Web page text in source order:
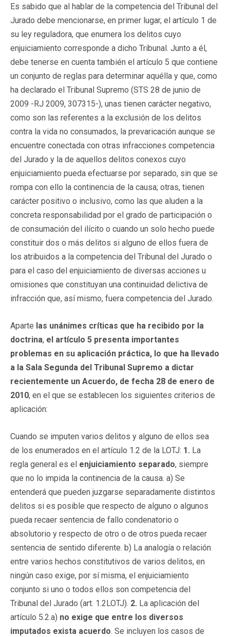
Es sabido que al hablar de la competencia del Tribunal del
Jurado debe mencionarse, en primer lugar, el artículo 1 de
su ley reguladora, que enumera los delitos cuyo
enjuiciamiento corresponde a dicho Tribunal. Junto a él,
debe tenerse en cuenta también el artículo 5 que contiene
un conjunto de reglas para determinar aquélla y que, como
ha declarado el Tribunal Supremo (STS 28 de junio de
2009 -RJ 2009, 307315-), unas tienen carácter negativo,
como son las referentes a la exclusión de los delitos
contra la vida no consumados, la prevaricación aunque se
encuentre conectada con otras infracciones competencia
del Jurado y la de aquellos delitos conexos cuyo
enjuiciamiento pueda efectuarse por separado, sin que se
rompa con ello la continencia de la causa; otras, tienen
carácter positivo o inclusivo, como las que aluden a la
concreta responsabilidad por el grado de participación o
de consumación del ilícito o cuando un solo hecho puede
constituir dos o más delitos si alguno de ellos fuera de
los atribuidos a la competencia del Tribunal del Jurado o
para el caso del enjuiciamiento de diversas acciones u
omisiones que constituyan una continuidad delictiva de
infracción que, así mismo, fuera competencia del Jurado.
Aparte las unánimes críticas que ha recibido por la
doctrina, el artículo 5 presenta importantes
problemas en su aplicación práctica, lo que ha llevado
a la Sala Segunda del Tribunal Supremo a dictar
recientemente un Acuerdo, de fecha 28 de enero de
2010, en el que se establecen los siguientes criterios de
aplicación:
Cuando se imputen varios delitos y alguno de ellos sea
de los enumerados en el artículo 1.2 de la LOTJ: 1. La
regla general es el enjuiciamiento separado, siempre
que no lo impida la continencia de la causa. a) Se
entenderá que pueden juzgarse separadamente distintos
delitos si es posible que respecto de alguno o algunos
pueda recaer sentencia de fallo condenatorio o
absolutorio y respecto de otro o de otros pueda recaer
sentencia de sentido diferente. b) La analogía o relación
entre varios hechos constitutivos de varios delitos, en
ningún caso exige, por sí misma, el enjuiciamiento
conjunto si uno o todos ellos son competencia del
Tribunal del Jurado (art. 1.2LOTJ). 2. La aplicación del
artículo 5.2.a) no exige que entre los diversos
imputados exista acuerdo. Se incluyen los casos de